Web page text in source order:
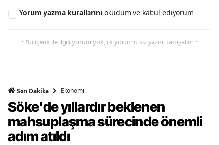
Yorum yazma kurallarını okudum ve kabul ediyorum
* Bu içerik ile ilgili yorum yok, ilk yorumu siz yazın, tartışalım *
Son Dakika Ekonomi
Söke'de yıllardır beklenen
mahsuplaşma sürecinde önemli
adım atıldı